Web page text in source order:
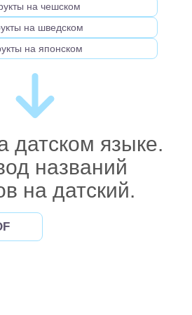
на чешском
на шведском
на японском
датском языке.
названий
на датский.